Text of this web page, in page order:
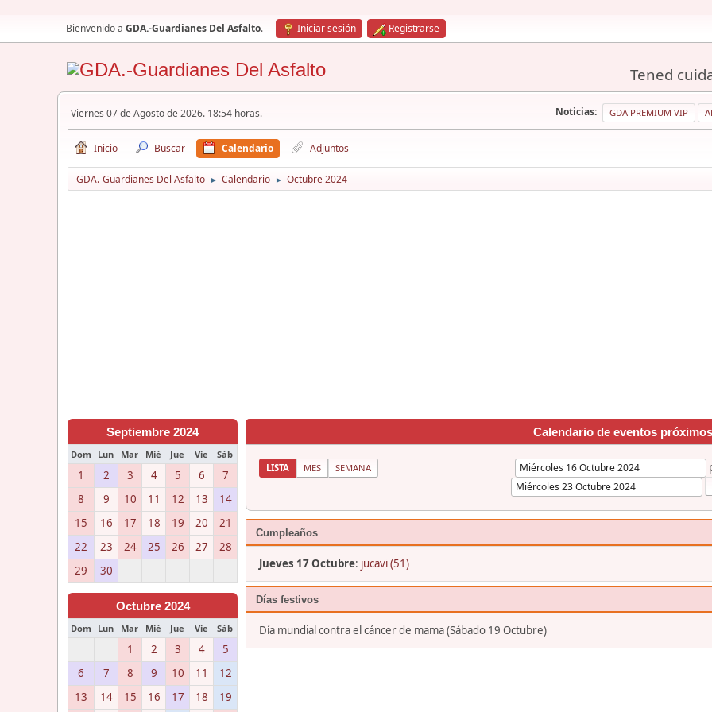
Bienvenido a GDA.-Guardianes Del Asfalto. Iniciar sesión Registrarse
Tened
Viernes 07 de Agosto de 2026. 18:54 horas. Noticias: GDA PREMIUM VIP
Inicio Buscar Calendario Adjuntos
GDA.-Guardianes Del Asfalto ► Calendario ► Octubre 2024
Septiembre 2024
Dom Lun Mar Mié Jue Vie Sáb
1 2 3 4 5 6
7
8
9 10 11 12 13
14
15
16 17 18 19 20
21
22
23 24 25 26 27
28
29
30
Octubre 2024
Dom Lun Mar Mié Jue Vie Sáb
1 2 3 4
5
6
7 8 9 10 11
12
13
14 15 16 17 18 19
Calendario de eventos próximos
LISTA MES SEMANA
Cumpleaños
Jueves 17 Octubre: jucavi (51)
Días festivos
Día mundial contra el cáncer de mama (Sábado 19 Octubre)